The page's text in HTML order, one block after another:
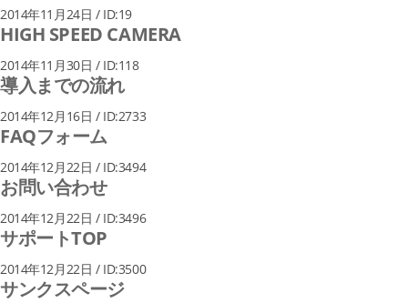
2014年11月24日 / ID:19
HIGH SPEED CAMERA
2014年11月30日 / ID:118
導入までの流れ
2014年12月16日 / ID:2733
FAQフォーム
2014年12月22日 / ID:3494
お問い合わせ
2014年12月22日 / ID:3496
サポートTOP
2014年12月22日 / ID:3500
サンクスページ